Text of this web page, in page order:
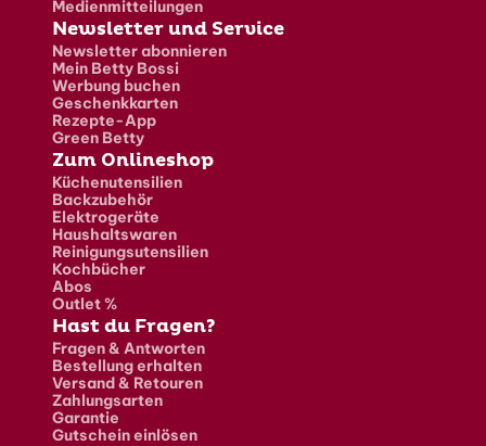
Medienmitteilungen
Newsletter und Service
Newsletter abonnieren
Mein Betty Bossi
Werbung buchen
Geschenkkarten
Rezepte-App
Green Betty
Zum Onlineshop
Küchenutensilien
Backzubehör
Elektrogeräte
Haushaltswaren
Reinigungsutensilien
Kochbücher
Abos
Outlet %
Hast du Fragen?
Fragen & Antworten
Bestellung erhalten
Versand & Retouren
Zahlungsarten
Garantie
Gutschein einlösen